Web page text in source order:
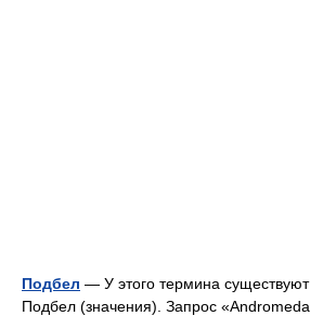
Подбел — У этого термина существуют
Подбел (значения). Запрос